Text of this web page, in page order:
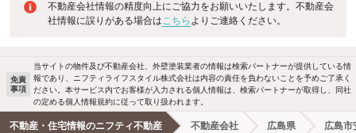
不動産会社情報の精度向上にご協力をお願いいたします。不動産会
社情報に誤りがある場合はこちら よりご連絡ください。
免責
事項
当サイトの物件及び不動産会社、外壁塗装業者の情報は検索パートナーが提供している情
報であり、ニフティライフスタイル株式会社は内容の責任を負わないことを予めご了承く
ださい。本サービス内でお客様が入力される個人情報は、検索パートナーが取得し、同社
の定める個人情報規約に従って取り扱われます。
不動産・住宅情報のニフティ不動産 不動産会社 広島県 広島市